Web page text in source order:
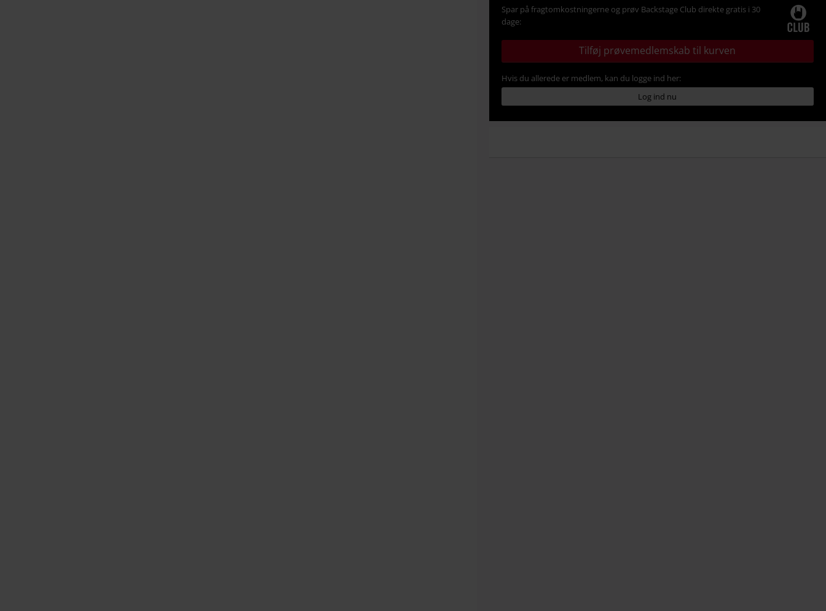
Spar på fragtomkostningerne og prøv Backstage Club direkte gratis i 30
dage:
Tilføj prøvemedlemskab til kurven
Hvis du allerede er medlem, kan du logge ind her:
Log ind nu